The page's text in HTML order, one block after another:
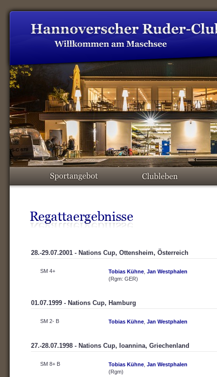
28.-29.07.2001 - Nations Cup, Ottensheim, Österreich
SM 4+ Tobias Kühne Jan Westphalen
(Rgm: GER)
01.07.1999 - Nations Cup, Hamburg
SM 2- B Tobias Kühne Jan Westphalen
27.-28.07.1998 - Nations Cup, Ioannina, Griechenland
SM 8+ B Tobias Kühne Jan Westphalen
(Rgm)